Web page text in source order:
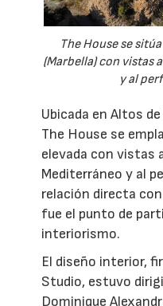
The House se
(Marbella) con vistas
y al
Ubicada en Altos
The House se
elevada con vistas
Mediterráneo y al
relación directa
fue el punto de
interiorismo.
El diseño interior,
Studio, estuvo
Dominique